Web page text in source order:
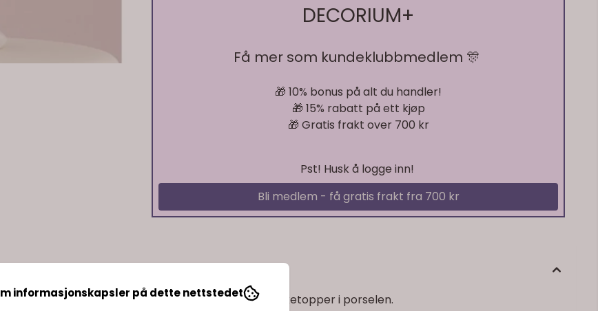
DECORIUM+
Få mer som kundeklubbmedlem 🎊
🎁 10% bonus på alt du handler!
🎁 15% rabatt på ett kjøp
🎁 Gratis frakt over 700 kr
Pst! Husk å logge inn!
Bli medlem - få gratis frakt fra 700 kr
er fra vår eksklusive serie med håndmalte kaketopper i porselen.
informasjonskapsler på dette nettstedet